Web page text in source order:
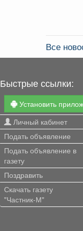
Все
Быстрые ссылки:
Установить
Личный кабинет
Подать объявление
Подать объявление в
газету
Поздравить
Скачать газету
"Частник-М"